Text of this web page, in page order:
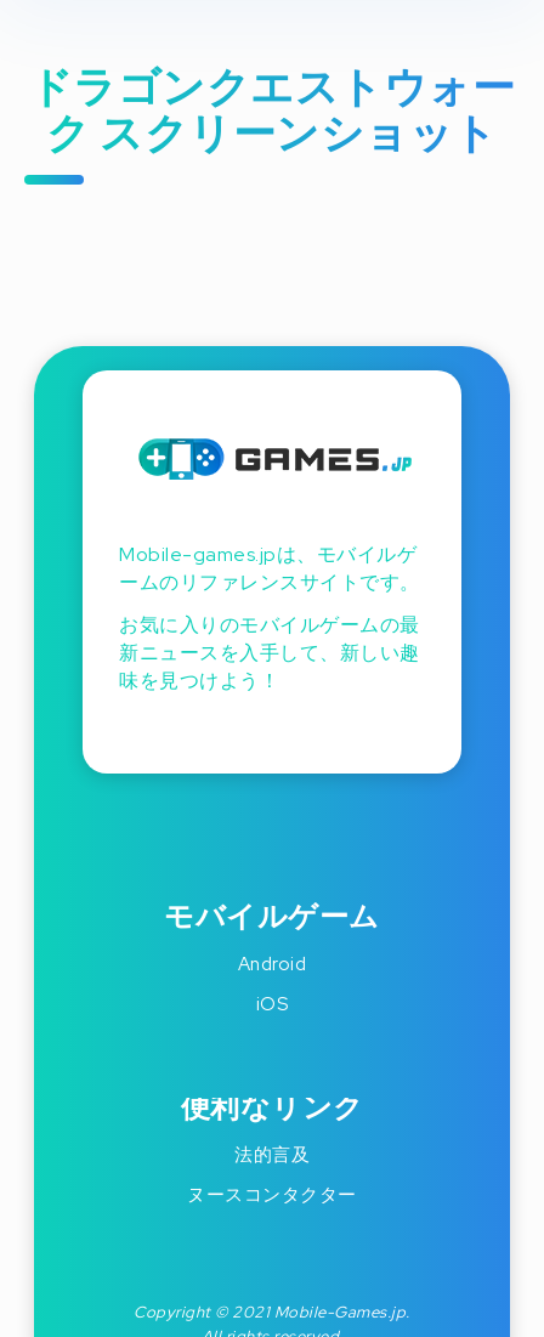
ドラゴンクエストウォー
ク スクリーンショット
Mobile-games.jpは、モバイルゲ
ームのリファレンスサイトです。
お気に入りのモバイルゲームの最
新ニュースを入手して、新しい趣
味を見つけよう！
モバイルゲーム
Android
iOS
便利なリンク
法的言及
ヌースコンタクター
Copyright © 2021 Mobile-Games.jp.